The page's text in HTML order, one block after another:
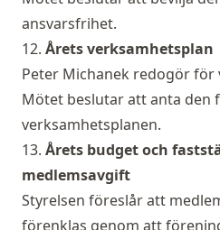
ansvarsfrihet.
12. Årets verksamhetsplan
Peter Michanek redogör för
Mötet beslutar att anta den
verksamhetsplanen.
13. Årets budget och
medlemsavgift
Styrelsen föreslår att
förenklas genom att